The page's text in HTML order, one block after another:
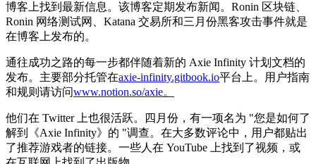
博客上找到最新信息。该博客定期发布新闻。Ronin 区块链、
Ronin 网络测试网、Katana 交易所和三月份黑客攻击事件就是
在博客上发布的。
通往成功之路的每一步都伴随着新的 Axie Infinity 计划文档的
发布。主要部分托管在axie-infinity.gitbook.io平台上。用户指南
和规则请访问www.notion.so/axie。
他们在 Twitter 上也很活跃。四月份，有一项名为 "您是如何了
解到《Axie Infinity》的 "调查。在大多数评论中，用户都贴出
了推荐游戏者的链接。一些人在 YouTube 上找到了视频，或